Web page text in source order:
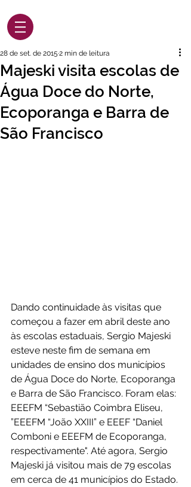
Majeski visita escolas de
Água Doce do Norte,
Ecoporanga e Barra de
São Francisco
28 de set. de 2015 2 min de leitura
Dando continuidade às visitas que
começou a fazer em abril deste ano
às escolas estaduais, Sergio Majeski
esteve neste fim de semana em
unidades de ensino dos municípios
de Água Doce do Norte, Ecoporanga
e Barra de São Francisco. Foram elas:
EEEFM “Sebastião Coimbra Eliseu,
”EEEFM “João XXIII” e EEEF “Daniel
Comboni e EEEFM de Ecoporanga,
respectivamente". Até agora, Sergio
Majeski já visitou mais de 79 escolas
em cerca de 41 municípios do Estado.